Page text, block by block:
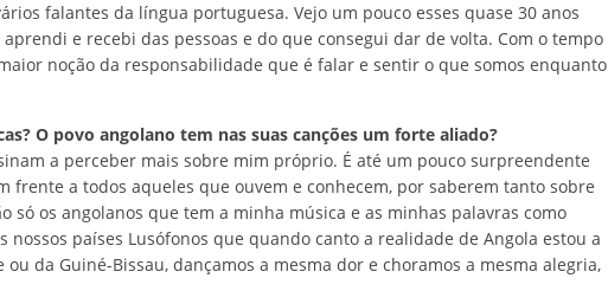
falantes da língua portuguesa. Vejo um pouco esses quase 30 anos
e recebi das pessoas e do que consegui dar de volta. Com o tempo
noção da responsabilidade que é falar e sentir o que somos enquanto
O povo angolano tem nas suas canções um forte aliado?
a perceber mais sobre mim próprio. É até um pouco surpreendente
frente a todos aqueles que ouvem e conhecem, por saberem tanto sobre
só os angolanos que tem a minha música e as minhas palavras como
nossos países Lusófonos que quando canto a realidade de Angola estou a
da Guiné-Bissau, dançamos a mesma dor e choramos a mesma alegria,